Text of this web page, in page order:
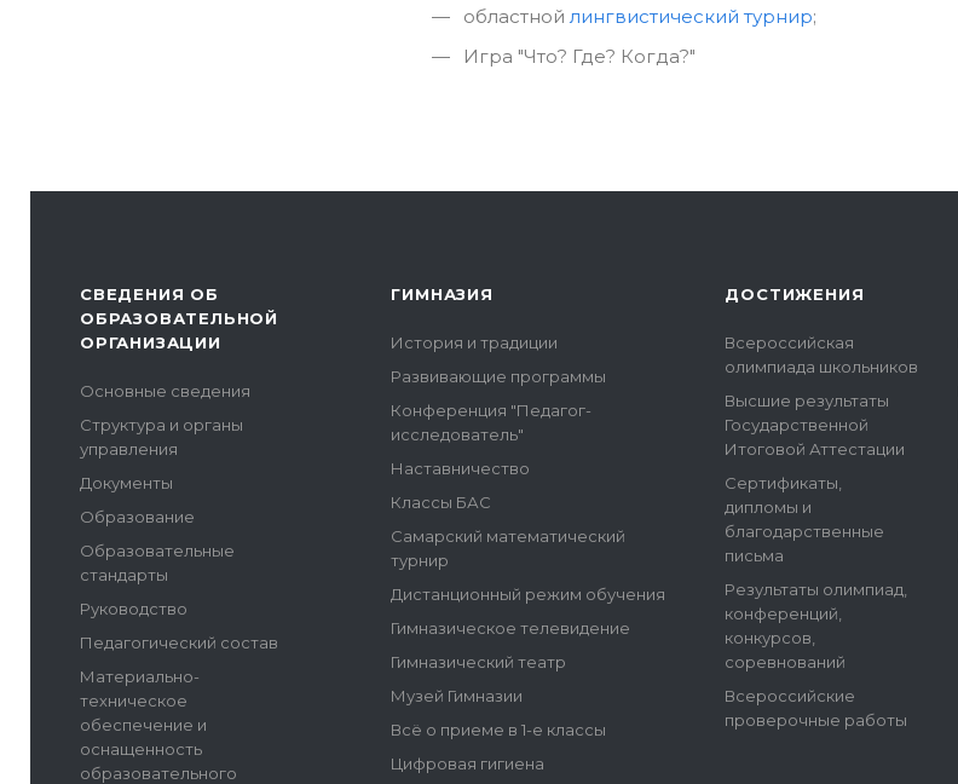
областной лингвистический турнир;
Игра "Что? Где? Когда?"
СВЕДЕНИЯ ОБ
ОБРАЗОВАТЕЛЬНОЙ
ОРГАНИЗАЦИИ
Основные сведения
Структура и органы
управления
Документы
Образование
Образовательные
стандарты
Руководство
Педагогический состав
Материально-
техническое
обеспечение и
оснащенность
образовательного
ГИМНАЗИЯ
История и традиции
Развивающие программы
Конференция "Педагог-
исследователь"
Наставничество
Классы БАС
Самарский математический
турнир
Дистанционный режим обучения
Гимназическое телевидение
Гимназический театр
Музей Гимназии
Всё о приеме в 1-е классы
Цифровая гигиена
ДОСТИЖЕНИЯ
Всероссийская
олимпиада школьников
Высшие результаты
Государственной
Итоговой Аттестации
Сертификаты,
дипломы и
благодарственные
письма
Результаты олимпиад,
конференций,
конкурсов,
соревнований
Всероссийские
проверочные работы